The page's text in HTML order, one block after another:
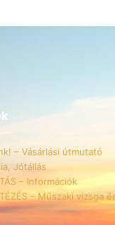
– Vásárlási útmutató
Jótállás
– Információk
– Műszaki vizsga